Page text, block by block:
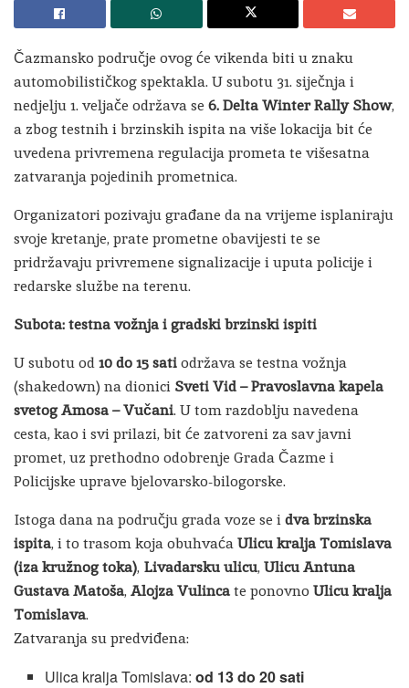
Čazmansko područje ovog će vikenda biti u znaku
automobilističkog spektakla. U subotu 31. siječnja i
nedjelju 1. veljače održava se 6. Delta Winter Rally Show,
a zbog testnih i brzinskih ispita na više lokacija bit će
uvedena privremena regulacija prometa te višesatna
zatvaranja pojedinih prometnica.
Organizatori pozivaju građane da na vrijeme isplaniraju
svoje kretanje, prate prometne obavijesti te se
pridržavaju privremene signalizacije i uputa policije i
redarske službe na terenu.
Subota: testna vožnja i gradski brzinski ispiti
U subotu od10 do 15 satiodržava se testna vožnja
(shakedown) na dionici Sveti Vid – Pravoslavna kapela
svetog Amosa – Vučani. U tom razdoblju navedena
cesta, kao i svi prilazi, bit će zatvoreni za sav javni
promet, uz prethodno odobrenje Grada Čazme i
Policijske uprave bjelovarsko-bilogorske.
Istoga dana na području grada voze se idva brzinska
ispita, i to trasom koja obuhvaćaUlicu kralja Tomislava
(iza kružnog toka), Livadarsku ulicu, Ulicu Antuna
Gustava Matoša, Alojza Vulincate ponovno Ulicu kralja
Tomislava.
Zatvaranja su predviđena:
Ulica kralja Tomislava:od 13 do 20 sati